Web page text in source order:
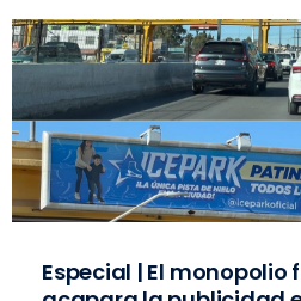
Especial | El